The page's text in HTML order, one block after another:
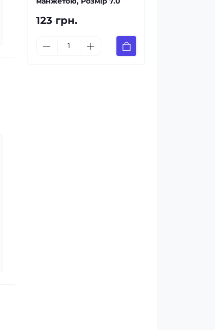
123 грн.